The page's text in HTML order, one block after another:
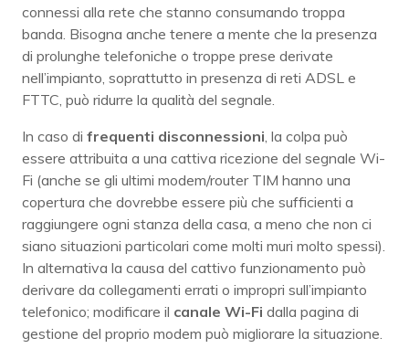
connessi alla rete che stanno consumando troppa
banda. Bisogna anche tenere a mente che la presenza
di prolunghe telefoniche o troppe prese derivate
nell’impianto, soprattutto in presenza di reti ADSL e
FTTC, può ridurre la qualità del segnale.
In caso di frequenti disconnessioni , la colpa può
essere attribuita a una cattiva ricezione del segnale Wi-
Fi (anche se gli ultimi modem/router TIM hanno una
copertura che dovrebbe essere più che sufficienti a
raggiungere ogni stanza della casa, a meno che non ci
siano situazioni particolari come molti muri molto spessi).
In alternativa la causa del cattivo funzionamento può
derivare da collegamenti errati o impropri sull’impianto
telefonico; modificare il canale Wi-Fi dalla pagina di
gestione del proprio modem può migliorare la situazione.